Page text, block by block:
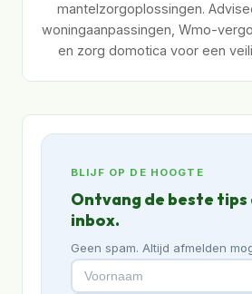
mantelzorgoplossingen.
woningaanpassingen, Wmo-
en zorg domotica voor een
BLIJF OP DE HOOGTE
Ontvang de beste tips
inbox.
Geen spam. Altijd afmelden